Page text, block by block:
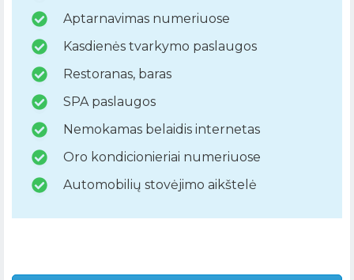
Aptarnavimas numeriuose
Kasdienės tvarkymo paslaugos
Restoranas, baras
SPA paslaugos
Nemokamas belaidis internetas
Oro kondicionieriai numeriuose
Automobilių stovėjimo aikštelė